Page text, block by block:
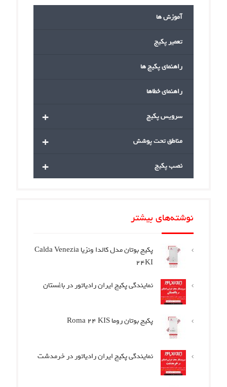
آموزش ها
تعمیر پکیج
راهنمای پکیج ها
راهنمای خطاها
+ سرویس پکیج
+ مناطق تحت پوشش
+ نصب پکیج
نوشته‌های بیشتر
پکیج بوتان مدل کالدا ونزیا Calda Venezia
24KI
نمایندگی پکیج ایران رادیاتور در باغستان
پکیج بوتان روما Roma 24 KIS
نمایندگی پکیج ایران رادیاتور در خرمدشت